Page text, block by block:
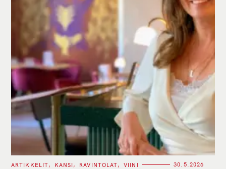
C
ARTIKKELIT KANSI RAVINTOLAT VIINI 30.5.2026